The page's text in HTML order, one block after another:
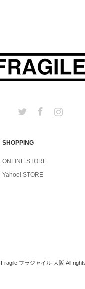
Twitter Facebook
SHOPPING
ONLINE STORE
Yahoo! STORE
Fragile フラジャイル 大阪 All